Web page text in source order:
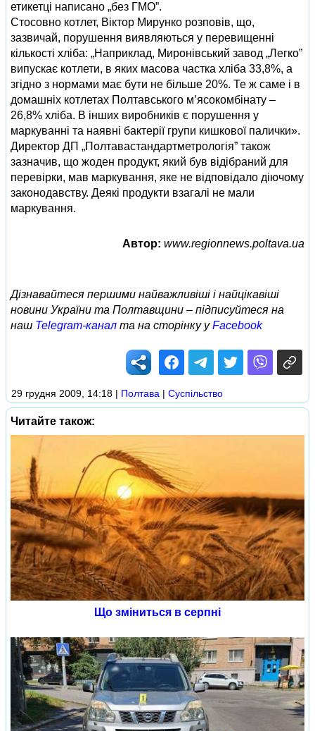
етикетці написано „без ГМО”.
Стосовно котлет, Віктор Мирунко розповів, що,
зазвичай, порушення виявляються у перевищенні
кількості хліба: „Наприклад, Миронівський завод „Легко”
випускає котлети, в яких масова частка хліба 33,8%, а
згідно з нормами має бути не більше 20%. Те ж саме і в
домашніх котлетах Полтавського м’ясокомбінату –
26,8% хліба. В інших виробників є порушення у
маркуванні та наявні бактерії групи кишкової палички».
Директор ДП „Полтавастандартметрологія” також
зазначив, що жоден продукт, який був відібраний для
перевірки, мав маркування, яке не відповідало діючому
законодавству. Деякі продукти взагалі не мали
маркування.
Автор: www.regionnews.poltava.ua
Дізнавайтеся першими найважливіші і найцікавіші
новини України та Полтавщини – підписуйтеся на
наш Telegram-канал та на сторінку уFacebook
29 грудня 2009, 14:18 | Полтава | Суспільство
Читайте також:
Що зміниться в серпні